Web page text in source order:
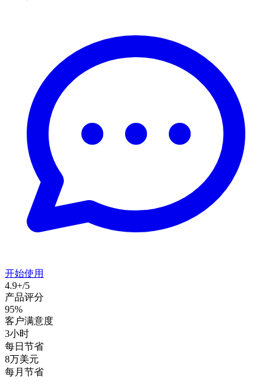
开始使用
4.9+/5
产品评分
95%
客户满意度
3小时
每日节省
8万美元
每月节省